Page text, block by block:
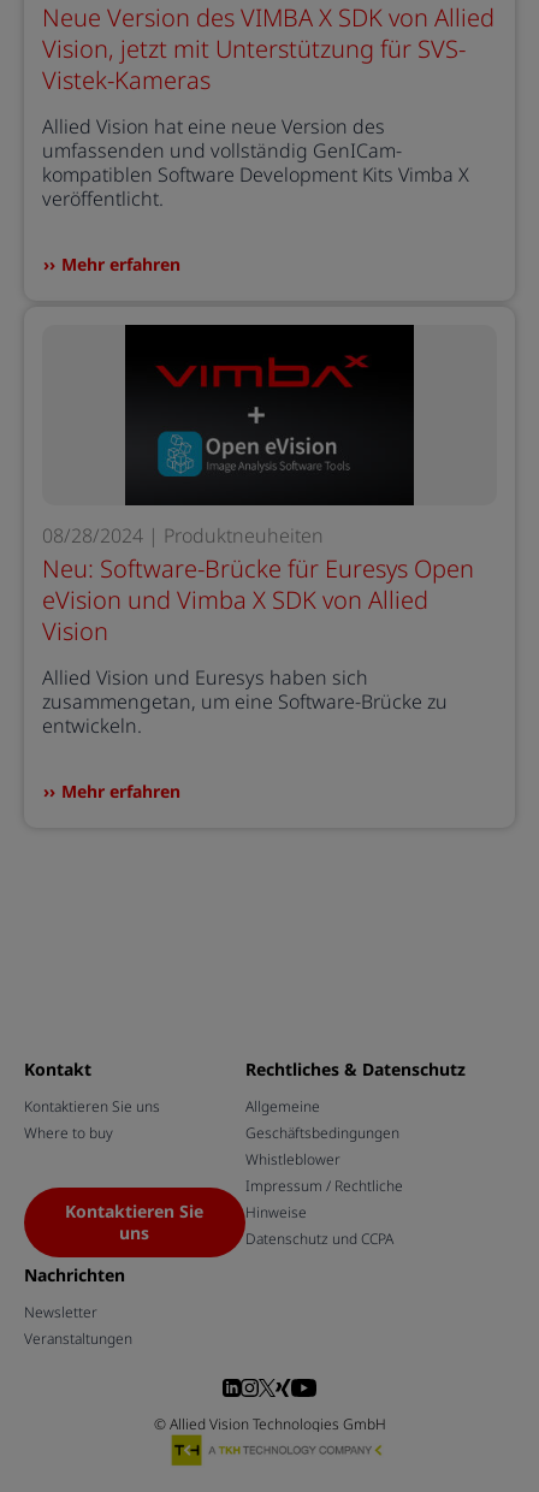
Neue Version des VIMBA X SDK von Allied
Vision, jetzt mit Unterstützung für SVS-
Vistek-Kameras
Allied Vision hat eine neue Version des
umfassenden und vollständig GenICam-
kompatiblen Software Development Kits Vimba X
veröffentlicht.
Mehr erfahren
08/28/2024 | Produktneuheiten
Neu: Software-Brücke für Euresys Open
eVision und Vimba X SDK von Allied
Vision
Allied Vision und Euresys haben sich
zusammengetan, um eine Software-Brücke zu
entwickeln.
Mehr erfahren
Kontakt
Kontaktieren Sie uns
Where to buy
Kontaktieren Sie
uns
Rechtliches & Datenschutz
Allgemeine
Geschäftsbedingungen
Whistleblower
Impressum / Rechtliche
Hinweise
Datenschutz und CCPA
Nachrichten
Newsletter
Veranstaltungen
© Allied Vision Technologies GmbH